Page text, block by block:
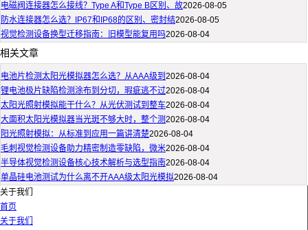
电磁阀连接器怎么接线？Type A和Type B区别、故2026-08-05
防水连接器怎么选？IP67和IP68的区别、密封结2026-08-05
视觉检测设备换型迁移指南：旧模型能复用吗2026-08-04
相关文章
电池片检测太阳光模拟器怎么选？从AAA级到 2026-08-04
锂电池极片缺陷检测涂布到分切，瑕疵逃不过2026-08-04
太阳光照射模拟能干什么？从光伏测试到整车2026-08-04
大面积太阳光模拟器当光斑不够大时，整个测2026-08-04
阳光照射模拟：从标准到应用一篇讲清楚2026-08-04
毛刺视觉检测设备助力精密制造零缺陷，微米2026-08-04
半导体视觉检测设备核心技术解析与选型指南2026-08-04
单晶硅电池测试为什么离不开AAA级太阳光模拟2026-08-04
关于我们
首页
关于我们